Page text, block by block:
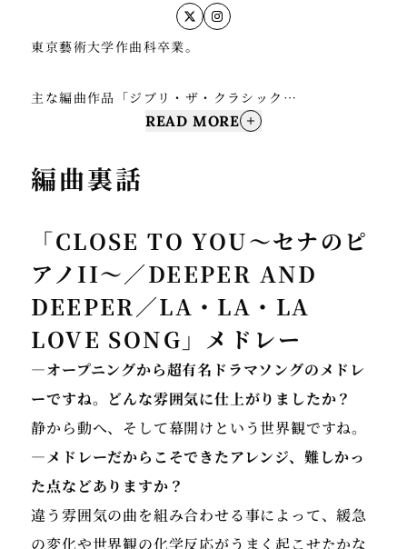
東京藝術大学作曲科卒業。
主な編曲作品「ジブリ・ザ・クラシック
ス」/Xbox360「ブルードラゴン」/「ロスト・オデッ
プニング/「グイン サーガ」/「キングダムハーツ・ピ
ルファンタ ジーPIANO OPERA I / II / III、IV / V
/ VI、VII / VIII / IX」/「ファイナル ファンタジー
オーケストラアルバム」/「Distant Worlds music
from FINAL FANTASYコンサート」/「memoria!/
下村陽子25周年ベストアルバム」/Apple
Arcade「ファンタジアン」オーケストラピアニスト
として東京交響楽団、日本フィルハーモニーとの共
演、映画・TVコマーシャル音楽のピアノ演奏レコーデ
ィング、フィギュアスケートの 浅田真央選手がプログ
ラムに使用した「カプリース」、NHK朝の連続テレビ
小説「梅ちゃん先生」の演奏を担当。
READ MORE
編曲裏話
「CLOSE TO YOU〜セナのピ
アノII〜／DEEPER AND
DEEPER／LA・LA・LA
LOVE SONG」メドレー
―オープニングから超有名ドラマソングのメドレ
ーですね。どんな雰囲気に仕上がりましたか？
静から動へ、そして幕開けという世界観ですね。
―メドレーだからこそできたアレンジ、難しかっ
た点などありますか？
違う雰囲気の曲を組み合わせる事によって、緩急
の変化や世界観の化学反応がうまく起こせたかな